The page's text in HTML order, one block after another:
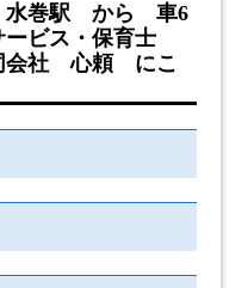
水巻駅 から 車6
ビス・保育士
会社 心頼 にこ